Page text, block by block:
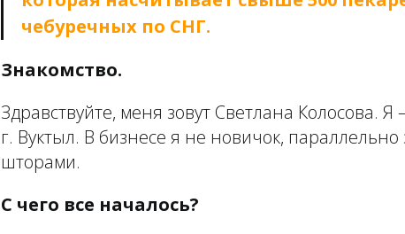
чебуречных по СНГ.
Знакомство.
Здравствуйте, меня зовут Светлана Колосова.
г. Вуктыл. В бизнесе я не новичок,
шторами.
С чего все началось?